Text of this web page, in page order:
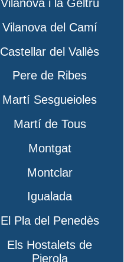
Vilanova i la Geltrú
Vilanova del Camí
Castellar del Vallès
Pere de Ribes
Martí Sesgueioles
Martí de Tous
Montgat
Montclar
Igualada
El Pla del Penedès
Els Hostalets de
Pierola